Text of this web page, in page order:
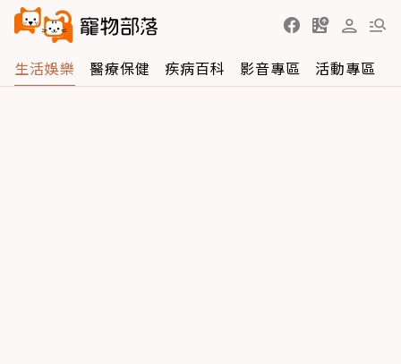
生活娛樂 醫療保健 疾病百科 影音專區 活動專區